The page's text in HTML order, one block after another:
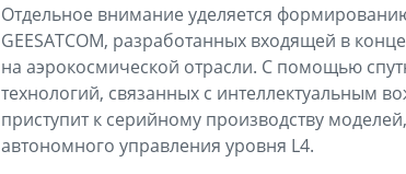
Отдельное внимание уделяется
GEESATCOM, разработанных входящей в
на аэрокосмической отрасли. С помощью
технологий, связанных с интеллектуальным
приступит к серийному производству
автономного управления уровня L4.